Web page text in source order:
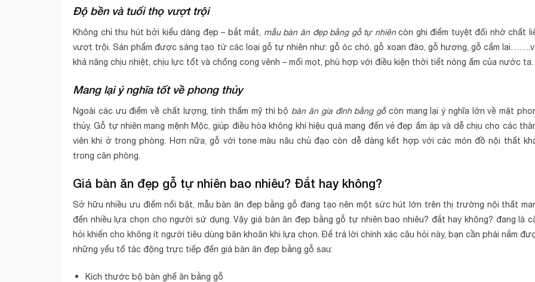
Độ bền và tuổi thọ vượt trội
Không chỉ thu hút bởi kiểu dáng đẹp – bắt mắt, mẫu bàn ăn đẹp bằng gỗ tự nhiêncòn ghi điểm tuyệt đối nhờ chất
vượt trội. Sản phẩm được sáng tạo từ các loại gỗ tự nhiên như: gỗ óc chó, gỗ xoan đào, gỗ hương, gỗ cẩm
khả năng chịu nhiệt, chịu lực tốt và chống cong vênh – mối mọt, phù hợp với điều kiện thời tiết nóng ấm của nước ta.
Mang lại ý nghĩa tốt về phong thủy
Ngoài các ưu điểm về chất lượng, tính thẩm mỹ thì bộ bàn ăn gia đình bằng gỗcòn mang lại ý nghĩa lớn về mặt
thủy. Gỗ tự nhiên mang mệnh Mộc, giúp điều hòa không khí hiệu quả mang đến vẻ đẹp ấm áp và dễ chịu cho các
viên khi ở trong phòng. Hơn nữa, gỗ với tone màu nâu chủ đạo còn dễ dàng kết hợp với các món đồ nội thất
trong căn phòng.
Giá bàn ăn đẹp gỗ tự nhiên bao nhiêu? Đắt hay không?
Sở hữu nhiều ưu điểm nổi bật, mẫu bàn ăn đẹp bằng gỗ đang tạo nên một sức hút lớn trên thị trường nội thất
đến nhiều lựa chọn cho người sử dụng. Vậy giá bàn ăn đẹp bằng gỗ tự nhiên bao nhiêu? đắt hay không? đang là
hỏi khiến cho không ít người tiêu dùng băn khoăn khi lựa chọn. Để trả lời chính xác câu hỏi này, bạn cần phải nắm
những yếu tố tác động trực tiếp đến giá bàn ăn đẹp bằng gỗ sau:
Kích thước bộ bàn ghế ăn bằng gỗ